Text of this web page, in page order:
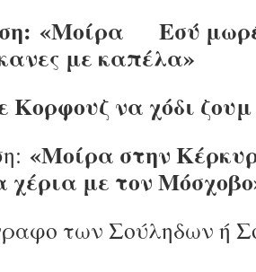
«Μοίρα Εσύ
με καπέλα»
Κορφουζ να χόδι
«Μοίρα στην
με τον
των Σούληδων ή